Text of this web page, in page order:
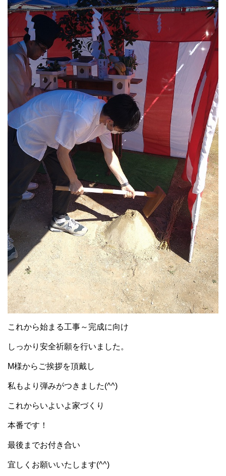
これから始まる工事～完成に向け
しっかり安全祈願を行いました。
M様からご挨拶を頂戴し
私もより弾みがつきました(^^)
これからいよいよ家づくり
本番です！
最後までお付き合い
宜しくお願いいたします(^^)